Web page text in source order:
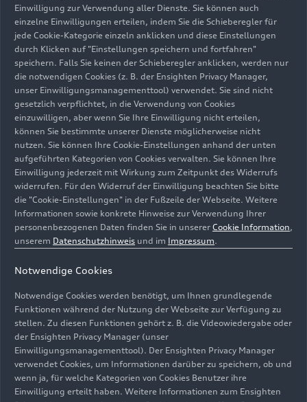
Medieninformation Filter 23.04.2026
Mehr erfahren
Videos
21.11.2018 Footage
Audi A1
Sportback (bis
2026) –
Exterieurdesign –
Animation
14.11.2018 Footage
Audi A1
Sportback (bis
2026) – Fahrwerk
– Animation
3 Videos anzeigen
Einwilligung zur Verwendung aller Dienste. Sie können auch
einzelne Einwilligungen erteilen, indem Sie die Schieberegler für
jede Cookie-Kategorie einzeln anklicken und diese Einstellungen
durch Klicken auf "Einstellungen speichern und fortfahren"
speichern. Falls Sie keinen der Schieberegler anklicken, werden nur
die notwendigen Cookies (z. B. der Ensighten Privacy Manager,
unser Einwilligungsmanagementtool) verwendet. Sie sind nicht
gesetzlich verpflichtet, in die Verwendung von Cookies
einzuwilligen, aber wenn Sie Ihre Einwilligung nicht erteilen,
können Sie bestimmte unserer Dienste möglicherweise nicht
nutzen. Sie können Ihre Cookie-Einstellungen anhand der unten
aufgeführten Kategorien von Cookies verwalten. Sie können Ihre
Einwilligung jederzeit mit Wirkung zum Zeitpunkt des Widerrufs
widerrufen. Für den Widerruf der Einwilligung beachten Sie bitte
die "Cookie-Einstellungen" in der Fußzeile der Webseite. Weitere
Informationen sowie konkrete Hinweise zur Verwendung Ihrer
personenbezogenen Daten finden Sie in unserer Cookie Information,
unserem Datenschutzhinweis und im Impressum.
Notwendige Cookies
Notwendige Cookies werden benötigt, um Ihnen grundlegende
Funktionen während der Nutzung der Webseite zur Verfügung zu
stellen. Zu diesen Funktionen gehört z. B. die Videowiedergabe oder
der Ensighten Privacy Manager (unser
Einwilligungsmanagementtool). Der Ensighten Privacy Manager
verwendet Cookies, um Informationen darüber zu speichern, ob und
wenn ja, für welche Kategorien von Cookies Benutzer ihre
Einwilligung erteilt haben. Weitere Informationen zum Ensighten